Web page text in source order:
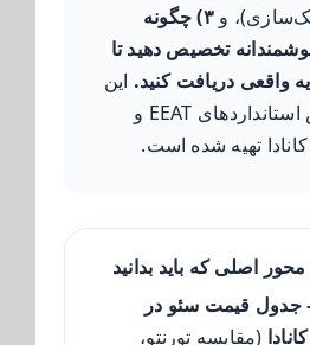
و ۳) چگونه
تخصیص دهید تا
واقعی دریافت کنید. این
محتوا بر اساس استانداردهای EEAT و
تهیه شده است.
۱ – جدول قیمت سئو در
(مقایسه تورنتو،